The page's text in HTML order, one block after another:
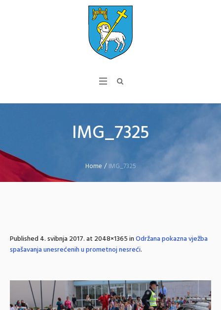
IMG_7325
Home /IMG_7325
Published4. svibnja 2017.at 2048×1365 inOdržana pokazna vježba
spašavanja unesrećenih u prometnoj nesreći.